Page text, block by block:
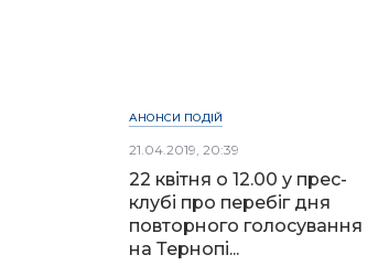
АНОНСИ ПОДІЙ
21.04.2019, 20:39
22 квітня о 12.00 у прес-
клубі про перебіг дня
повторного голосування
на Тернопі...